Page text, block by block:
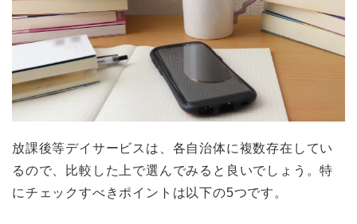
放課後等デイサービスは、各自治体に複数存在してい
るので、比較した上で選んでみると良いでしょう。特
にチェックすべきポイントは以下の5つです。